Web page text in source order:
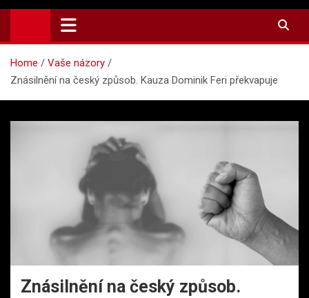
Home
Vaše názory
Znásilnění na český způsob. Kauza Dominik Feri překvapuje
Znásilnění na český způsob.